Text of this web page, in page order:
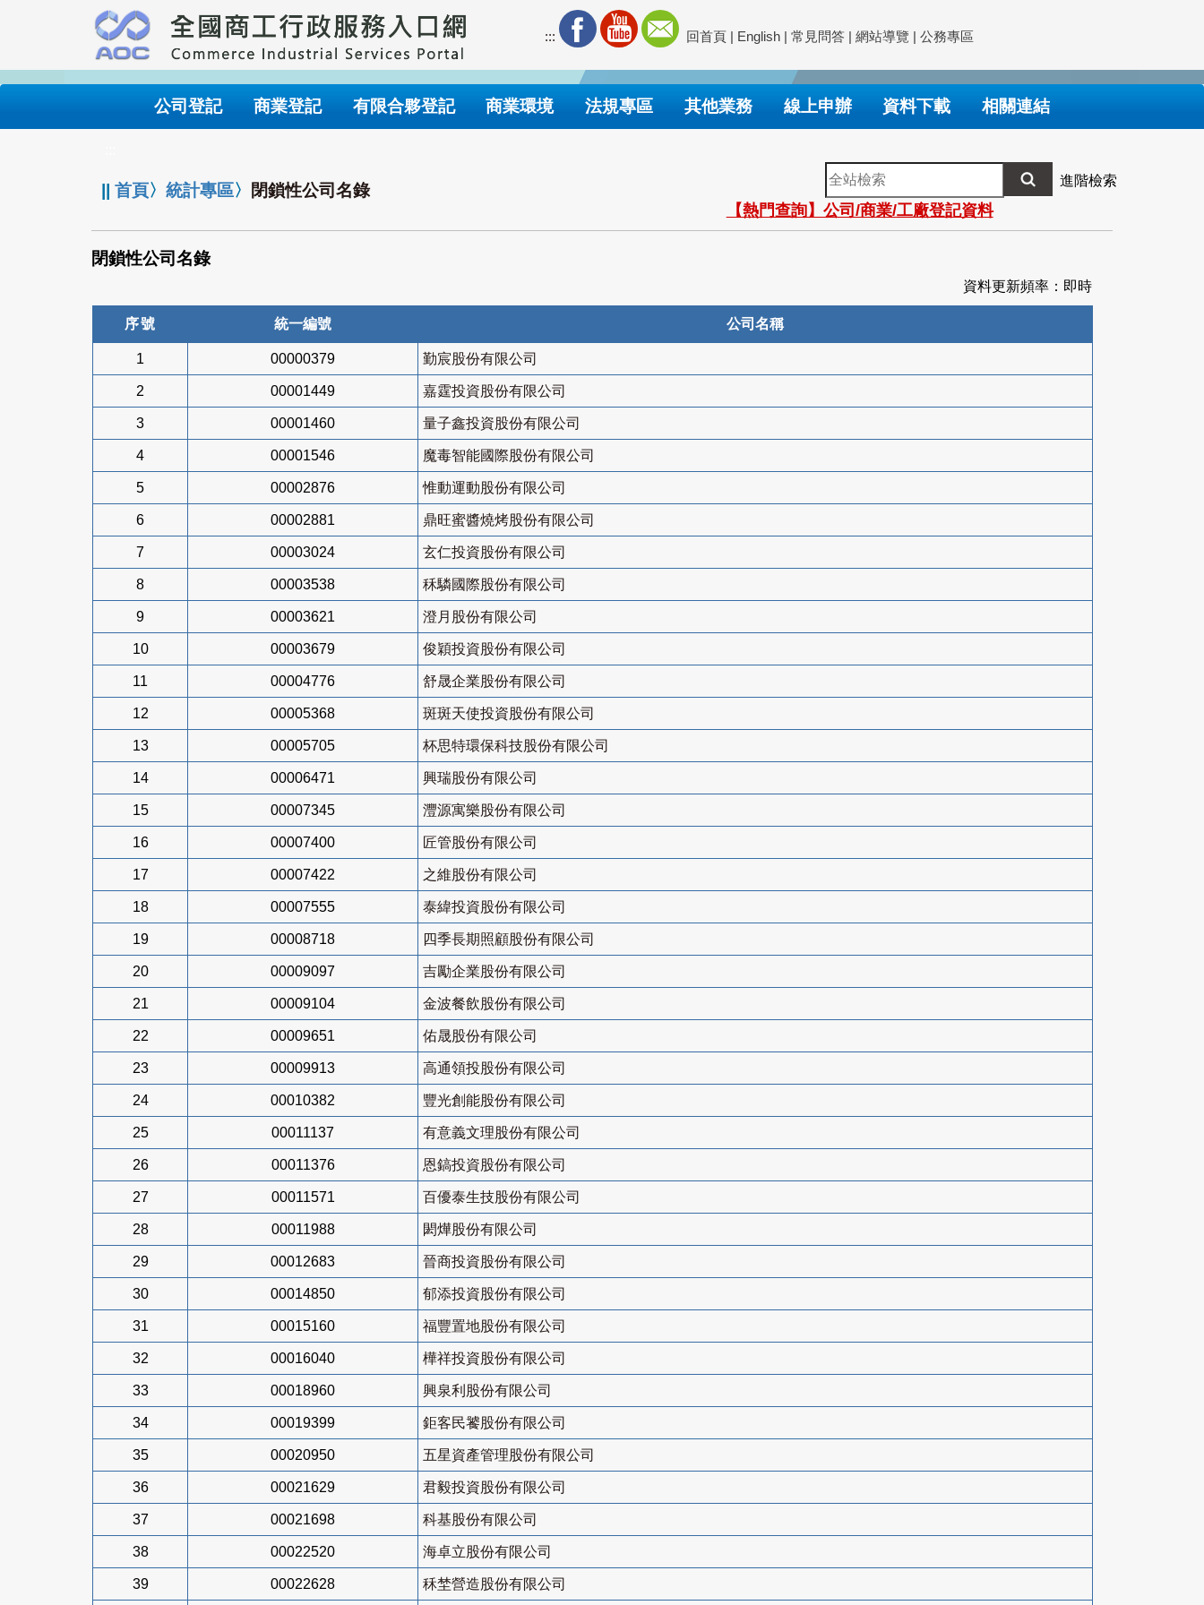
要
內
::: 回首頁 | English | 常見問答 | 網站導覽 | 公務專區
公司登記 商業登記 有限合夥登記 商業環境 法規專區 其他業務 線上申辦 資料下載 相關連結
||首頁〉統計專區〉 閉鎖性公司名錄
全
站
檢
索
進階檢索
【熱門查詢】公司/商業/工廠登記資料
閉鎖性公司名錄
資料更新頻率：即時
序號 統一編號 公司名稱
1 00000379 勤宸股份有限公司
2 00001449 嘉霆投資股份有限公司
3 00001460 量子鑫投資股份有限公司
4 00001546 魔毒智能國際股份有限公司
5 00002876 惟動運動股份有限公司
6 00002881 鼎旺蜜醬燒烤股份有限公司
7 00003024 玄仁投資股份有限公司
8 00003538 秝驎國際股份有限公司
9 00003621 澄月股份有限公司
10 00003679 俊穎投資股份有限公司
11 00004776 舒晟企業股份有限公司
12 00005368 斑斑天使投資股份有限公司
13 00005705 杯思特環保科技股份有限公司
14 00006471 興瑞股份有限公司
15 00007345 灃源寓樂股份有限公司
16 00007400 匠管股份有限公司
17 00007422 之維股份有限公司
18 00007555 泰緯投資股份有限公司
19 00008718 四季長期照顧股份有限公司
20 00009097 吉勵企業股份有限公司
21 00009104 金波餐飲股份有限公司
22 00009651 佑晟股份有限公司
23 00009913 高通領投股份有限公司
24 00010382 豐光創能股份有限公司
25 00011137 有意義文理股份有限公司
26 00011376 恩鎬投資股份有限公司
27 00011571 百優泰生技股份有限公司
28 00011988 閎燁股份有限公司
29 00012683 晉商投資股份有限公司
30 00014850 郁添投資股份有限公司
31 00015160 福豐置地股份有限公司
32 00016040 樺祥投資股份有限公司
33 00018960 興泉利股份有限公司
34 00019399 鉅客民饕股份有限公司
35 00020950 五星資產管理股份有限公司
36 00021629 君毅投資股份有限公司
37 00021698 科基股份有限公司
38 00022520 海卓立股份有限公司
39 00022628 秝埜營造股份有限公司